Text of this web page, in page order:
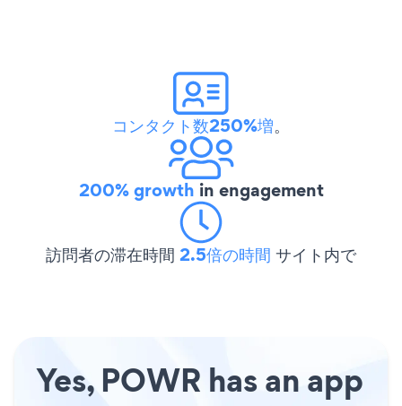
コンタクト数250%増。
200% growth in engagement
訪問者の滞在時間 2.5倍の時間 サイト内で
Yes, POWR has an app